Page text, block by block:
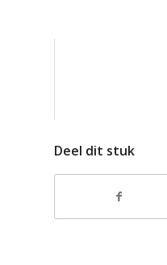
Deel dit stuk